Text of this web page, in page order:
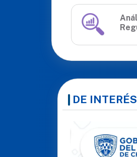
DE INTERÉS